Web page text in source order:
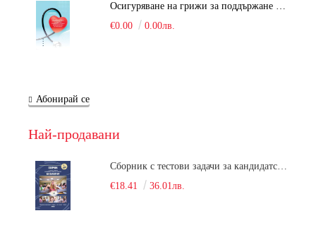
Осигуряване на грижи за поддържане на здравното състояние на уязвимите групи от населени
€0.00
0.00лв.
Абонирай се
Най-продавани
Сборник с тестови задачи за кандидатстудентски изпит по биология върху учебния материал за задължителна и профилирана подготовка, изучаван в средния курс на обучение. Част 1
€18.41
36.01лв.